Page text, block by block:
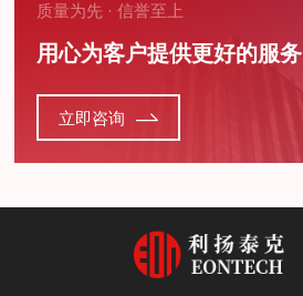
质量为先 · 信誉至上
用心为客户提供更好的服务
立即咨询